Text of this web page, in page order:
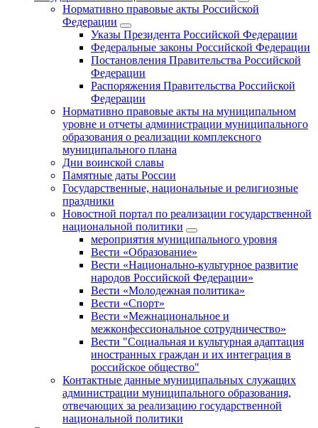
Нормативно правовые акты Российской
Федерации
Указы Президента Российской Федерации
Федеральные законы Российской Федерации
Постановления Правительства Российской
Федерации
Распоряжения Правительства Российской
Федерации
Нормативно правовые акты на муниципальном
уровне и отчеты администрации муниципального
образования о реализации комплексного
муниципального плана
Дни воинской славы
Памятные даты России
Государственные, национальные и религиозные
праздники
Новостной портал по реализации государственной
национальной политики
мероприятия муниципального уровня
Вести «Образование»
Вести «Национально-культурное развитие
народов Российской Федерации»
Вести «Молодежная политика»
Вести «Спорт»
Вести «Межнациональное и
межконфессиональное сотрудничество»
Вести "Социальная и культурная адаптация
иностранных граждан и их интеграция в
российское общество"
Контактные данные муниципальных служащих
администрации муниципального образования,
отвечающих за реализацию государственной
национальной политики